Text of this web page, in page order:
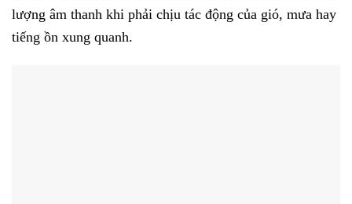
lượng âm thanh khi phải chịu tác động của gió, mưa hay
tiếng ồn xung quanh.